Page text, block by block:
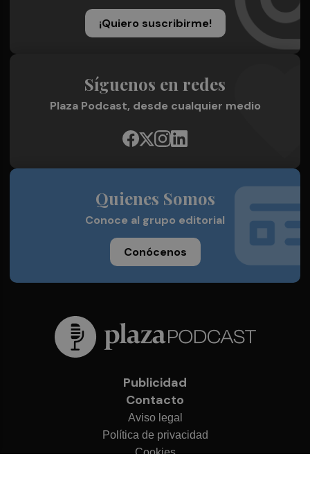
¡Quiero suscribirme!
Síguenos en redes
Plaza Podcast, desde cualquier medio
Quienes Somos
Conoce al grupo editorial
Conócenos
Publicidad
Contacto
Aviso legal
Política de privacidad
Cookies